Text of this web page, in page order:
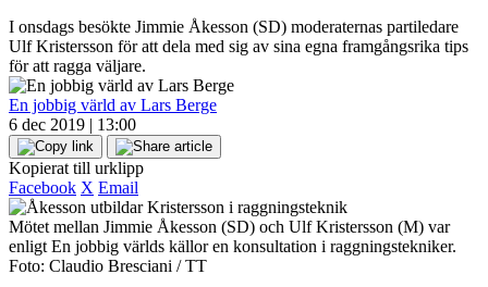
I onsdags besökte Jimmie Åkesson (SD) moderaternas partiledare
Ulf Kristersson för att dela med sig av sina egna framgångsrika tips
för att ragga väljare.
En jobbig värld av Lars Berge
6 dec 2019 | 13:00
Kopierat till urklipp
Facebook X Email
Mötet mellan Jimmie Åkesson (SD) och Ulf Kristersson (M) var
enligt En jobbig världs källor en konsultation i raggningstekniker.
Foto: Claudio Bresciani / TT